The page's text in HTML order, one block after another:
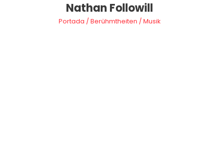
Nathan Followill
Portada /Berühmtheiten /Musik